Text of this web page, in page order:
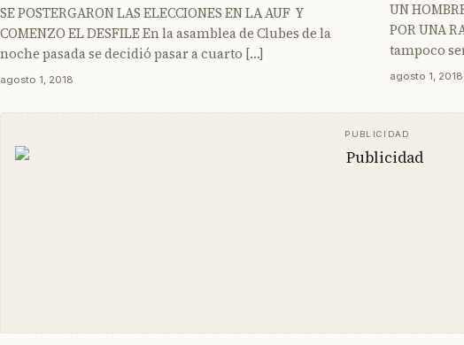
SE POSTERGARON LAS ELECCIONES EN LA AUF Y
COMENZO EL DESFILE En la asamblea de Clubes de la
noche pasada se decidió pasar a cuarto […]
agosto 1, 2018
UN
POR UNA
tampoco
agosto 1, 2018